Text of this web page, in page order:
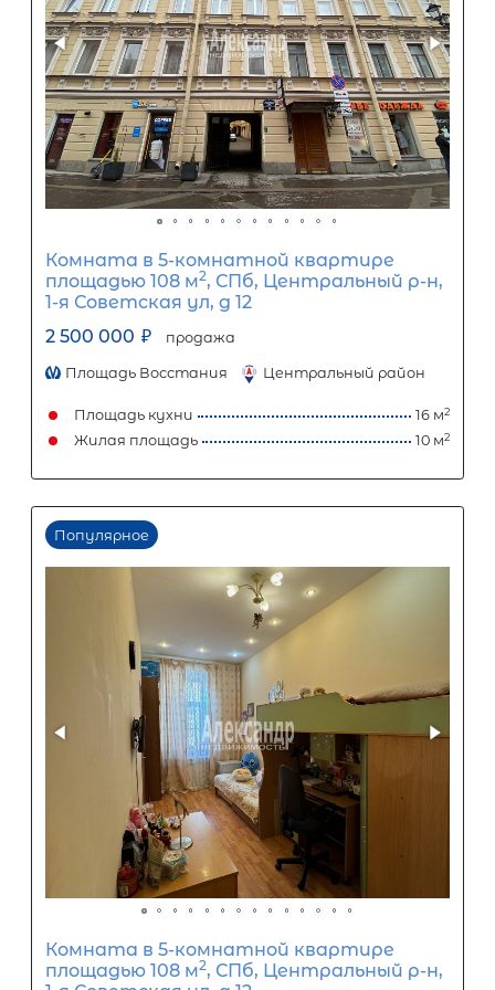
Комната в 8-комнатной квартире
площадью 198 м2 , СПб,
р-н, Ломоносов г, Красного Флота
3 050 000 ₽ продажа
Площадь кухни
Жилая площадь
Популярное
Комната в 5-комнатной квартире
2